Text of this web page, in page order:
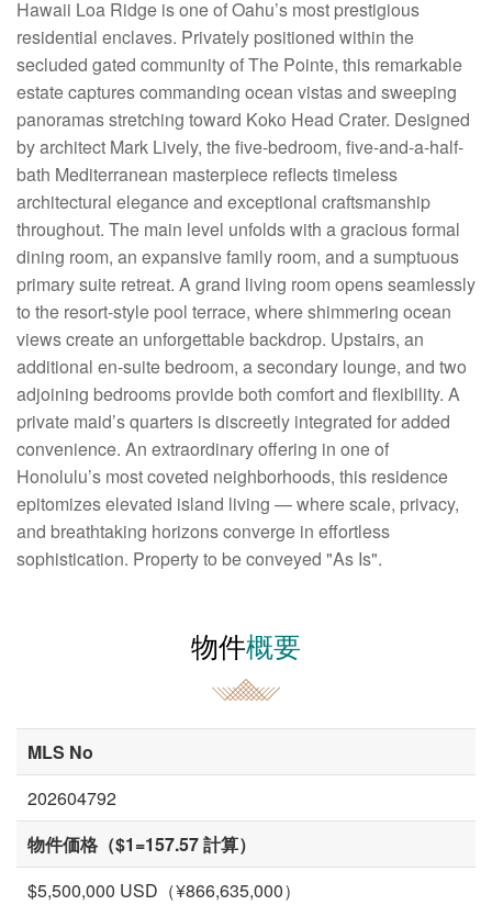
Hawaii Loa Ridge is one of Oahu’s most prestigious
residential enclaves. Privately positioned within the
secluded gated community of The Pointe, this remarkable
estate captures commanding ocean vistas and sweeping
panoramas stretching toward Koko Head Crater. Designed
by architect Mark Lively, the five-bedroom, five-and-a-half-
bath Mediterranean masterpiece reflects timeless
architectural elegance and exceptional craftsmanship
throughout. The main level unfolds with a gracious formal
dining room, an expansive family room, and a sumptuous
primary suite retreat. A grand living room opens seamlessly
to the resort-style pool terrace, where shimmering ocean
views create an unforgettable backdrop. Upstairs, an
additional en-suite bedroom, a secondary lounge, and two
adjoining bedrooms provide both comfort and flexibility. A
private maid’s quarters is discreetly integrated for added
convenience. An extraordinary offering in one of
Honolulu’s most coveted neighborhoods, this residence
epitomizes elevated island living — where scale, privacy,
and breathtaking horizons converge in effortless
sophistication. Property to be conveyed "As Is".
物件概要
MLS No
202604792
物件価格（$1=157.57 計算）
$5,500,000 USD（¥866,635,000）